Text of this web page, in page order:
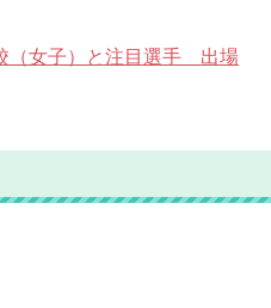
（女子）と注目選手 出場